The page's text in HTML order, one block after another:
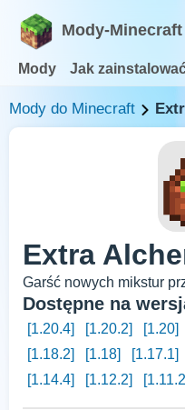
Mody-Minecraft
Mody Jak
Mody do Minecraft
Extra
Garść nowych mikstur
Dostępne na
[1.20.4] [1.20.2] [1.20]
[1.18.2]
[1.18] [1.17.1]
[1.14.4]
[1.12.2]